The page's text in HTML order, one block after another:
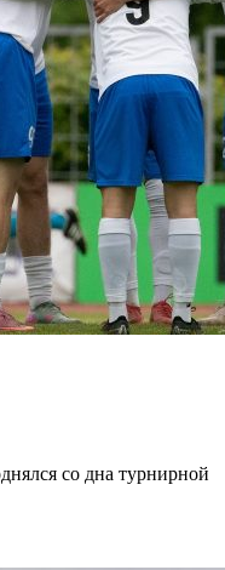
со дна турнирной